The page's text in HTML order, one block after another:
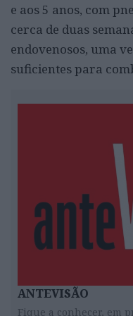
e aos 5 anos, com
cerca de duas
endovenosos, uma
suficientes para
ANTEVISÃO
Fique a conhecer, em